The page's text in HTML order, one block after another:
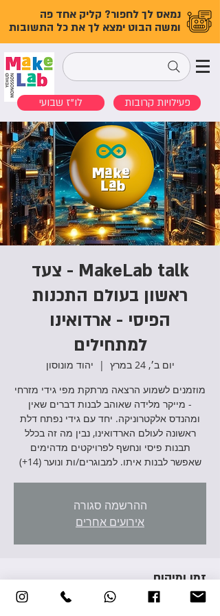
נמאס לך לחפור? קליק אחד פה
ומשה הבוט ימצא לך את כל התשובות
לו"ז שבועי פעילויות קרובות
MakeLab talk - צעד
ראשון בעולם התכנות
הפיסי - ארדואינו
למתחילים
יום ב׳, 24 במרץ
  |
יהוד מונוסון
מוזמנים לשמוע הרצאה מרתקת מפי גידי מזרחי
- מייקר מלידה שאוהב לבנות דברים שאין
ומהנדס אלקטרוניקה. יחד עם גידי נפתח דלת
ראשונה לעולם הארדואינו, נבין מה זה בכלל
תבנות פיסי ונחשף לפרויקטים מדהימים
שאפשר לבנות איתו. למבוגרים/ות ונוער (14+)
ההרשמה סגורה
אירועים אחרים
זמן ומיקום
24 במרץ 2025, 18:00 – 19:00